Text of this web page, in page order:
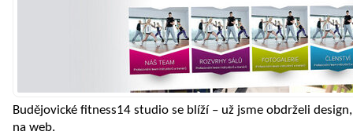
Budějovické fitness14 studio se blíží – už jsme obdrželi
na web.